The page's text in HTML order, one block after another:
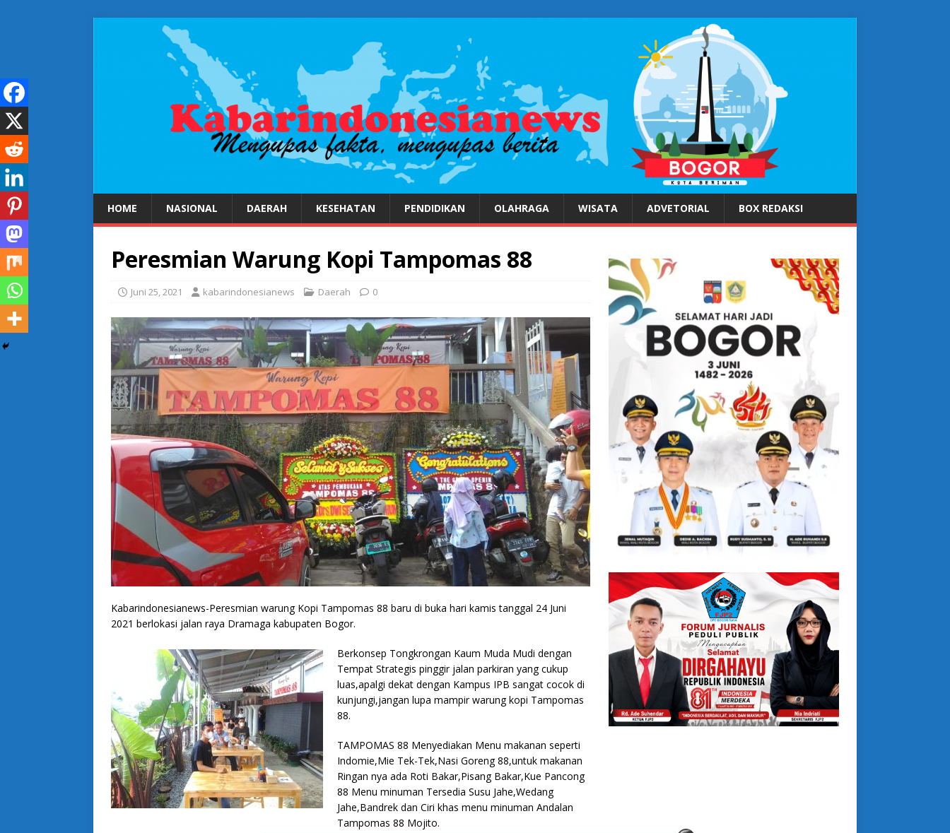
HOME NASIONAL DAERAH KESEHATAN PENDIDIKAN OLAHRAGA WISATA ADVETORIAL BOX REDAKSI
Peresmian Warung Kopi Tampomas 88
Juni 25, 2021 kabarindonesianews Daerah 0
Kabarindonesianews-Peresmian warung Kopi Tampomas 88 baru di buka hari kamis tanggal 24 Juni
2021 berlokasi jalan raya Dramaga kabupaten Bogor.
Berkonsep Tongkrongan Kaum Muda Mudi dengan
Tempat Strategis pinggir jalan parkiran yang cukup
luas,apalgi dekat dengan Kampus IPB sangat cocok di
kunjungi,jangan lupa mampir warung kopi Tampomas
88.
TAMPOMAS 88 Menyediakan Menu makanan seperti
Indomie,Mie Tek-Tek,Nasi Goreng 88,untuk makanan
Ringan nya ada Roti Bakar,Pisang Bakar,Kue Pancong
88 Menu minuman Tersedia Susu Jahe,Wedang
Jahe,Bandrek dan Ciri khas menu minuman Andalan
Tampomas 88 Mojito.